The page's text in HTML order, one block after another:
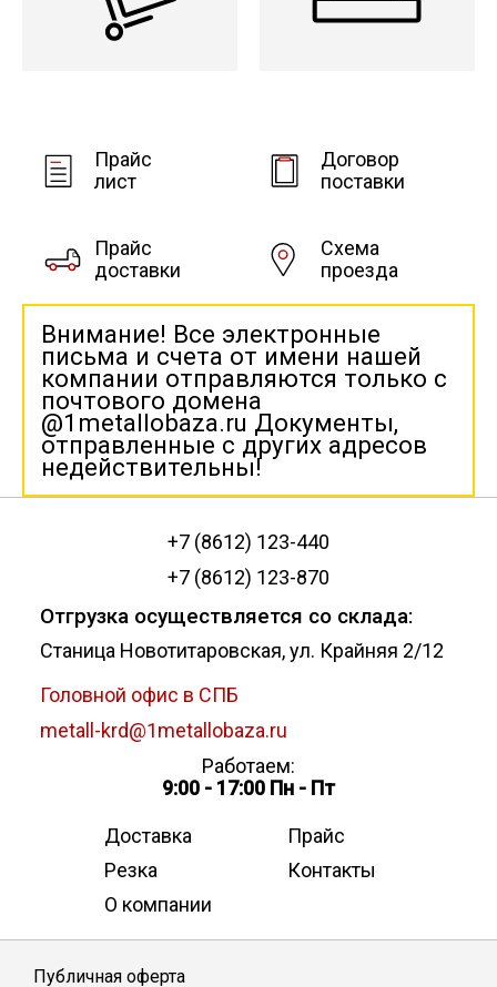
Прайс
лист
Договор
поставки
Прайс
доставки
Схема
проезда
Внимание! Все электронные
письма и счета от имени нашей
компании отправляются только с
почтового домена
@1metallobaza.ru Документы,
отправленные с других адресов
недействительны!
+7 (8612) 123-440
+7 (8612) 123-870
Отгрузка осуществляется со склада:
Станица Новотитаровская, ул. Крайняя 2/12
Головной офис в СПБ
metall-krd@1metallobaza.ru
Работаем:
9:00 - 17:00 Пн - Пт
Доставка
Прайс
Резка
Контакты
О компании
Публичная оферта